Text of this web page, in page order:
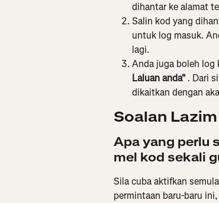
dihantar ke alamat
Salin kod yang
untuk log masuk.
lagi.
Anda juga boleh log
Laluan anda" . Dari
dikaitkan dengan
Soalan Lazim
Apa yang perlu
mel kod sekali
Sila cuba aktifkan
permintaan baru-baru